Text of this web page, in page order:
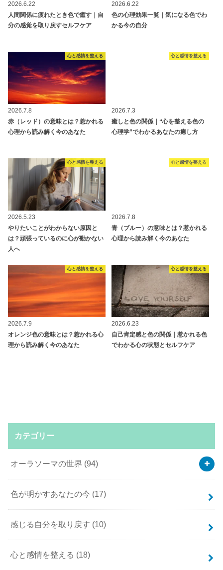
2026.6.22
人間関係に疲れたとき色で癒す｜自
分の感覚を取り戻すセルフケア
2026.6.22
色の心理効果一覧｜気になる色でわ
かる今の自分
心と感情を整える
2026.7.8
赤（レッド）の意味とは？惹かれる
心理から読み解く今のあなた
心と感情を整える
2026.7.3
癒しと色の関係｜“心を整える色の
心理学”でわかるあなたの癒し方
心と感情を整える
2026.5.23
やりたいことがわからない原因と
は？頑張っているのに心が動かない
人へ
心と感情を整える
2026.7.8
青（ブルー）の意味とは？惹かれる
心理から読み解く今のあなた
心と感情を整える
2026.7.9
オレンジ色の意味とは？惹かれる心
理から読み解く今のあなた
心と感情を整える
2026.6.23
自己肯定感と色の関係｜惹かれる色
でわかる心の状態とセルフケア
カテゴリー
オーラソーマの世界 (94)
色が明かすあなたの今 (17)
感じる自分を取り戻す (10)
心と感情を整える (18)